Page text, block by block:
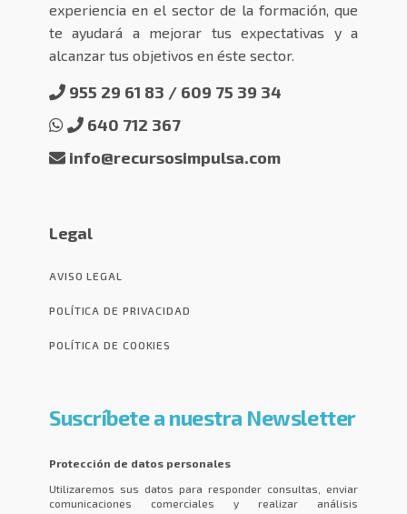
experiencia en el sector de la formación, que
te ayudará a mejorar tus expectativas y a
alcanzar tus objetivos en éste sector.
955 29 61 83 / 609 75 39 34
640 712 367
info@recursosimpulsa.com
Legal
AVISO LEGAL
POLÍTICA DE PRIVACIDAD
POLÍTICA DE COOKIES
Suscríbete a nuestra Newsletter
Protección de datos personales
Utilizaremos sus datos para responder consultas, enviar
comunicaciones comerciales y realizar análisis